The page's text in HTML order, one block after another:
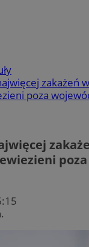
zakażeń
poza
poza